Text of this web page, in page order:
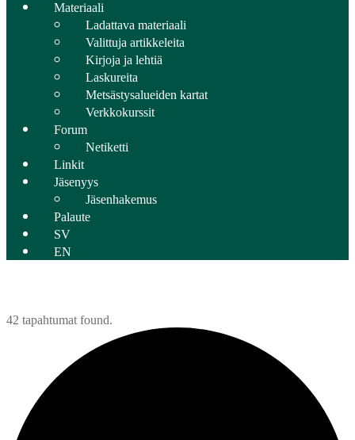
Materiaali
Ladattava materiaali
Valittuja artikkeleita
Kirjoja ja lehtiä
Laskureita
Metsästysalueiden kartat
Verkkokurssit
Forum
Netiketti
Linkit
Jäsenyys
Jäsenhakemus
Palaute
SV
EN
42 tapahtumat found.